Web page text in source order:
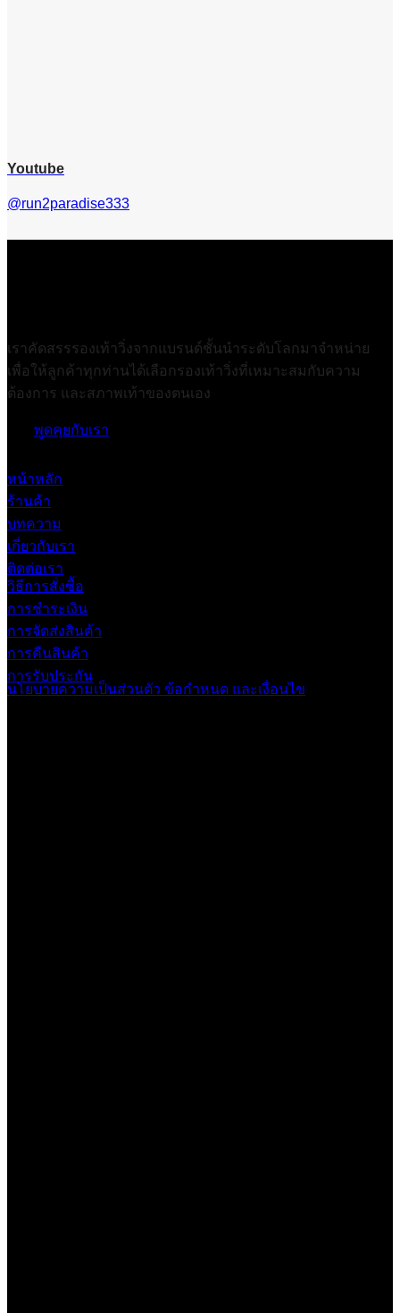
Youtube
@run2paradise333
เราคัดสรรรองเท้าวิ่งจากแบรนด์ชั้นนำระดับโลกมาจำหน่าย
เพื่อให้ลูกค้าทุกท่านได้เลือกรองเท้าวิ่งที่เหมาะสมกับความ
ต้องการ และสภาพเท้าของตนเอง
พูดคุยกับเรา
หน้าหลัก
ร้านค้า
บทความ
เกี่ยวกับเรา
ติดต่อเรา
วิธีการสั่งซื้อ
การชำระเงิน
การจัดส่งสินค้า
การคืนสินค้า
การรับประกัน
นโยบายความเป็นส่วนตัว ข้อกำหนด และเงื่อนไข